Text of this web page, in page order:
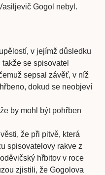
Gogol nebyl.
v jejímž důsledku
se spisovatel
sepsal závěť, v níž
dokud se neobjeví
by mohl být pohřben
že při pitvě, která
spisovatelovy rakve z
hřbitov v roce
zjistili, že Gogolova